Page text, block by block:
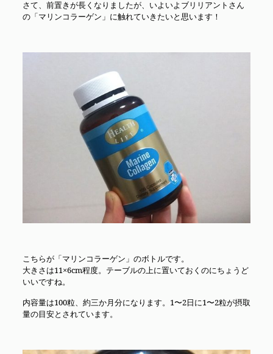
さて、前置きが長くなりましたが、いよいよブリリアントさん
の「マリンコラーゲン」に触れていきたいと思います！
こちらが「マリンコラーゲン」のボトルです。
大きさは11×6cm程度。テーブルの上に置いておくのにちょうど
いいですね。
内容量は100粒、約三か月分になります。1〜2日に1〜2粒が摂取
量の目安とされています。